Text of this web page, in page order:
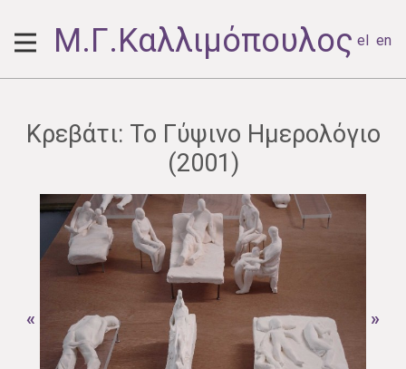
Μ.Γ.Καλλιμόπουλος el en
Κρεβάτι: Το Γύψινο Ημερολόγιο
(2001)
« »